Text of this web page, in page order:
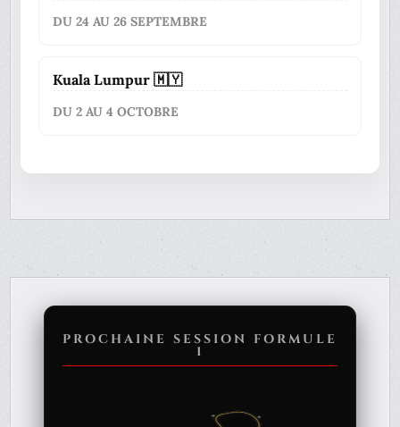
DU 24 AU 26 SEPTEMBRE
Kuala Lumpur 🇲🇾
DU 2 AU 4 OCTOBRE
PROCHAINE SESSION FORMULE
1